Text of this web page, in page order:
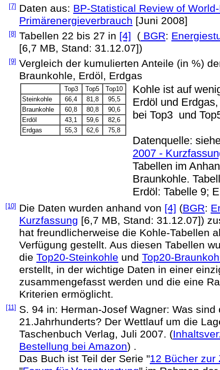
[7] Daten aus: BP-Statistical Review of
Primärenergieverbrauch [Juni 2008]
[8] Tabellen 22 bis 27 in [4] ( BGR:
[6,7 MB, Stand: 31.12.07])
[9] Vergleich der kumulierten Anteile (in %)
Braunkohle, Erdöl, Erdgas
Top3 Top5
Top10
Steinkohle
66,4 81,8
95,5
Braunkohle
60,8 80,8
90,6
Erdöl
43,1 59,6
82,6
Erdgas
55,3 62,6 75,8
Kohle ist auf
Erdöl und
bei Top3 und
Datenquelle:
2007 -
Tabellen im
Braunkohle.
Erdöl: Tabelle 9;
[10] Die Daten wurden anhand von [4] (BGR:
Kurzfassung [6,7 MB, Stand: 31.12.07])
hat freundlicherweise die Kohle-Tabellen
Verfügung gestellt. Aus diesen Tabellen
die Top20-Steinkohle und Top20-
erstellt, in der wichtige Daten in einer
zusammengefasst werden und die eine
Kriterien ermöglicht.
[11] S. 94 in: Herman-Josef Wagner: Was sind
21.Jahrhunderts? Der Wettlauf um die
Taschenbuch Verlag, Juli 2007. (
Bestellung bei Amazon) .
Das Buch ist Teil der Serie "12 Bücher zur